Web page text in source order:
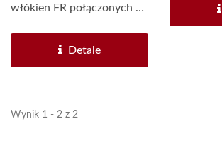
włókien FR połączonych z
Detale
płomienie...
Wynik 1 - 2 z 2